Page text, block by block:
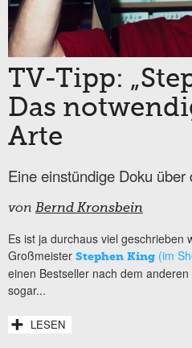
TV-Tipp:
Das
Arte
Eine einstündige Doku
von Bernd Kronsbein
Es ist ja durchaus viel geschrieben
Großmeister Stephen King (im
einen Bestseller nach dem
sogar...
LESEN